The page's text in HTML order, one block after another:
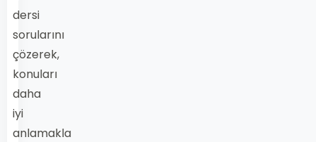
dersi
sorularını
çözerek,
konuları
daha
iyi
anlamakla